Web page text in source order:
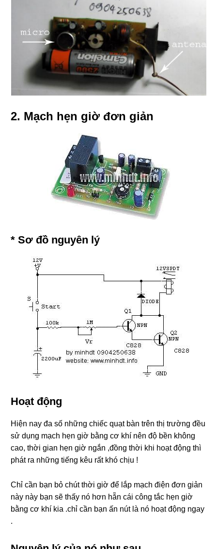
2. Mạch hẹn giờ đơn giản
* Sơ đồ nguyên lý
Hoạt động
Hiện nay đa số những chiếc quạt bàn trên thị trường đều
sử dụng mạch hẹn giờ bằng cơ khí nên độ bền không
cao, thời gian hẹn giờ ngắn ,đồng thời khi hoạt động thì
phát ra những tiếng kêu rất khó chịu !
Chỉ cần bạn bỏ chút thời giờ để lắp mạch điện đơn giản
này này bạn sẽ thấy nó hơn hẵn cái công tắc hẹn giờ
bằng cơ khí kia .chỉ cần bạn ấn nút là nó hoạt động ngay
.